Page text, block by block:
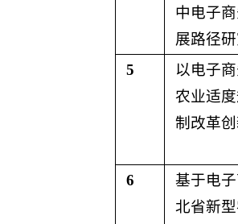
中电子
展路径
5
以电子
农业适
制改革
6
基于电
北省新